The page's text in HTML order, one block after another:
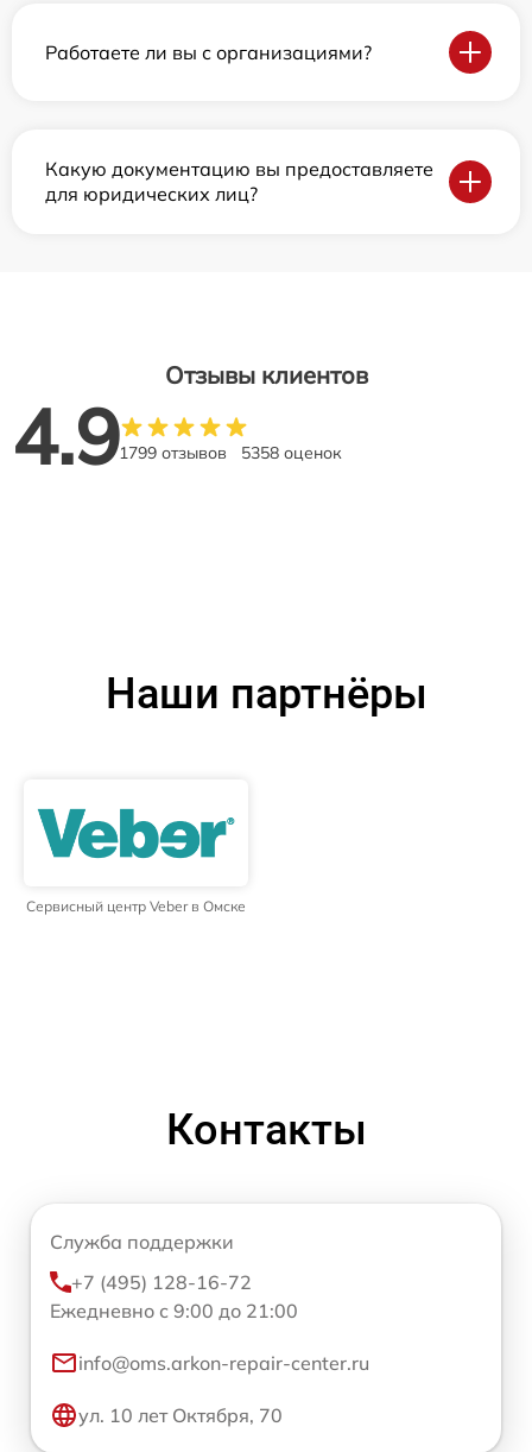
Работаете ли вы с организациями?
Какую документацию вы предоставляете
для юридических лиц?
Отзывы клиентов
4.91799 отзывов 5358 оценок
Наши партнёры
Сервисный центр Veber в Омске
Контакты
Служба поддержки
+7 (495) 128-16-72
Ежедневно с 9:00 до 21:00
info@oms.arkon-repair-center.ru
ул. 10 лет Октября, 70